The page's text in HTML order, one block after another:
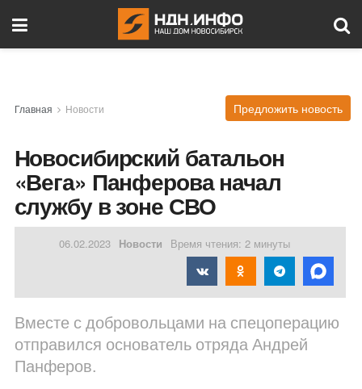
Главная Новости Предложить новость
Новосибирский батальон
«Вега» Панферова начал
службу в зоне СВО
06.02.2023 Новости Время чтения: 2 минуты
Вместе с добровольцами на спецоперацию
отправился основатель отряда Андрей
Панферов.